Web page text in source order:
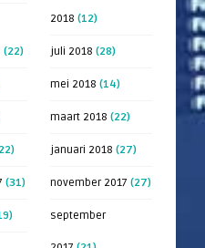
2018 (12)
(22) juli 2018 (28)
mei 2018 (14)
maart 2018 (22)
januari 2018 (27)
(31) november 2017 (27)
september